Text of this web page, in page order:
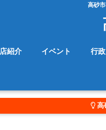
高砂
紹介 イベント 行
高